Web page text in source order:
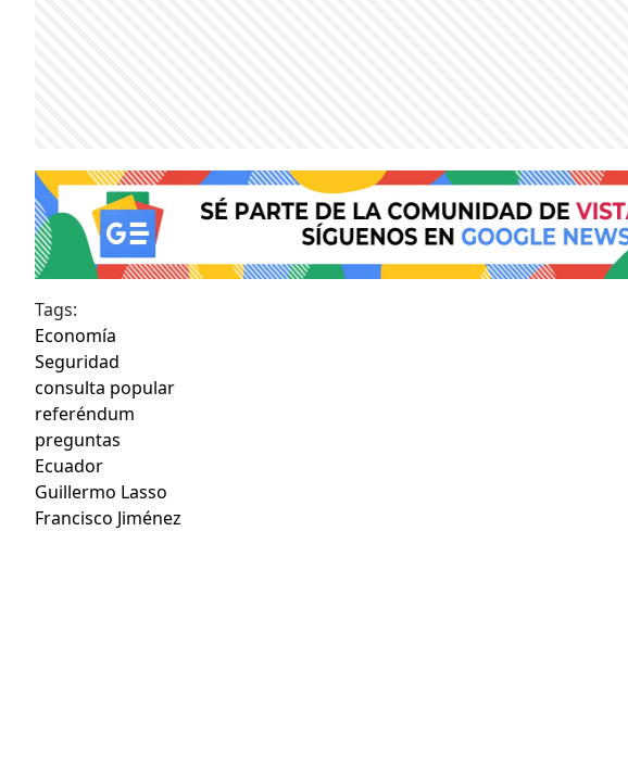
Tags:
Economía
Seguridad
consulta popular
referéndum
preguntas
Ecuador
Guillermo Lasso
Francisco Jiménez